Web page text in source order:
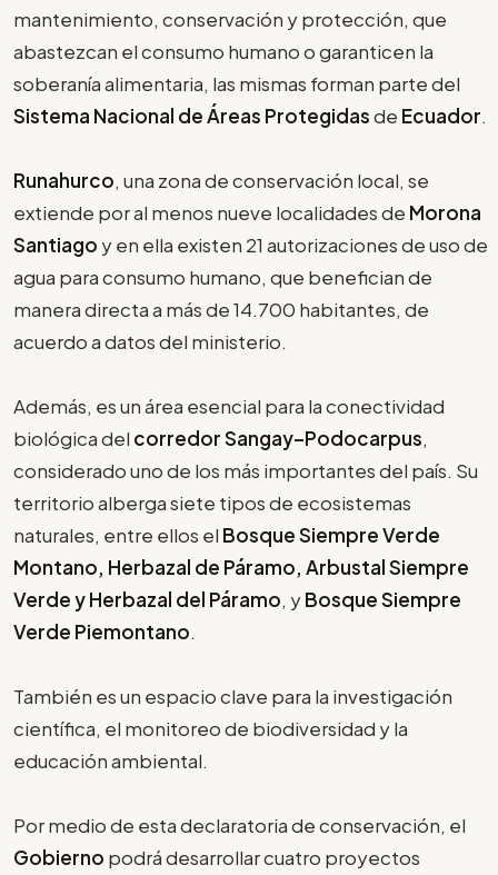
mantenimiento, conservación y protección, que
abastezcan el consumo humano o garanticen la
soberanía alimentaria, las mismas forman parte del
Sistema Nacional de Áreas Protegidasde Ecuador.
Runahurco, una zona de conservación local, se
extiende por al menos nueve localidades de Morona
Santiago y en ella existen 21 autorizaciones de uso de
agua para consumo humano, que benefician de
manera directa a más de 14.700 habitantes, de
acuerdo a datos del ministerio.
Además, es un área esencial para la conectividad
biológica del corredor Sangay–Podocarpus,
considerado uno de los más importantes del país. Su
territorio alberga siete tipos de ecosistemas
naturales, entre ellos el Bosque Siempre Verde
Montano, Herbazal de Páramo, Arbustal Siempre
Verde y Herbazal del Páramo, yBosque Siempre
Verde Piemontano.
También es un espacio clave para la investigación
científica, el monitoreo de biodiversidad y la
educación ambiental.
Por medio de esta declaratoria de conservación, el
Gobierno podrá desarrollar cuatro proyectos